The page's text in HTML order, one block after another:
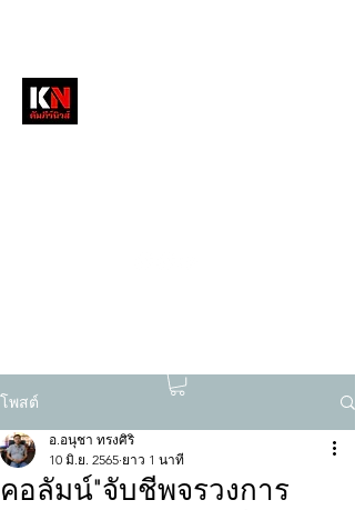
โพสต์
คอลัมน์"จับชีพจรวงการ
อ.อนุชา ทรงศิริ
10 มิ.ย. 2565 ยาว 1 นาที